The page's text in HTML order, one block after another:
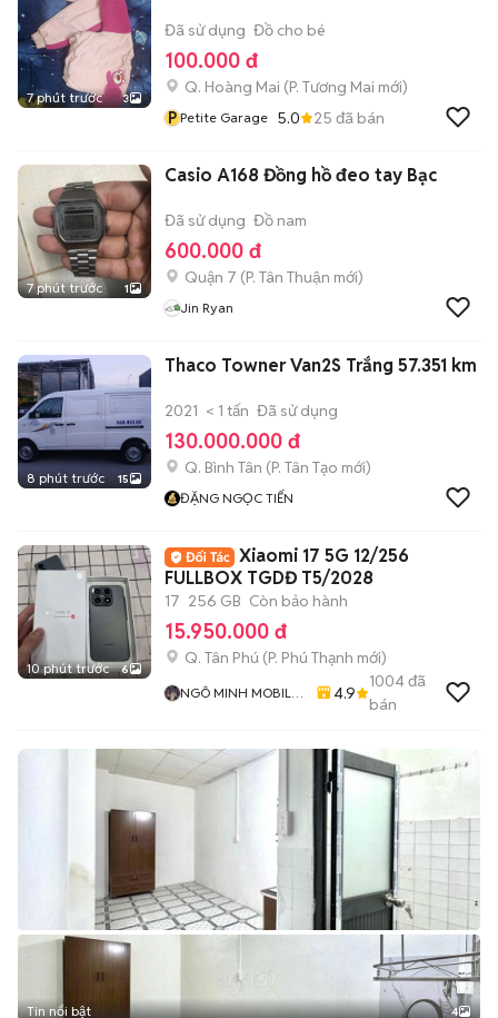
7 phút trước 3
Đã sử dụng Đồ cho bé
100.000 đ
Q. Hoàng Mai (P. Tương Mai mới)
P Petite Garage 5.0 25 đã bán
7 phút trước 1
Casio A168 Đồng hồ đeo tay Bạc
Đã sử dụng Đồ nam
600.000 đ
Quận 7 (P. Tân Thuận mới)
Jin Ryan
8 phút trước 15
Thaco Towner Van2S Trắng 57.351 km
2021 < 1 tấn Đã sử dụng
130.000.000 đ
Q. Bình Tân (P. Tân Tạo mới)
ĐẶNG NGỌC TIẾN
10 phút trước 6
Xiaomi 17 5G 12/256
FULLBOX TGDĐ T5/2028
17 256 GB Còn bảo hành
15.950.000 đ
Q. Tân Phú (P. Phú Thạnh mới)
NGÔ MINH MOBILE
4.9
1004đã
bán
Tin nổi bật 4